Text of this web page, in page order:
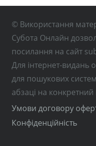
© Використання
Субота Онлайн
посилання на сайт
Для інтернет-видань
для пошукових
абзаці на конкретний
Умови договору
Конфіденційність